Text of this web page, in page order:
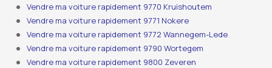
Vendre ma voiture rapidement 9770 Kruishoutem
Vendre ma voiture rapidement 9771 Nokere
Vendre ma voiture rapidement 9772 Wannegem-Lede
Vendre ma voiture rapidement 9790 Wortegem
Vendre ma voiture rapidement 9800 Zeveren